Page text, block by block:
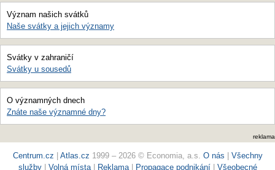
Význam našich svátků
Naše svátky a jejich významy
Svátky v zahraničí
Svátky u sousedů
O významných dnech
Znáte naše významné dny?
reklama
Centrum.cz Atlas.cz 1999 – 2026 © Economia, a.s. O nás
Všechny
služby
Volná místa| Reklama Propagace podnikání| Všeobecné